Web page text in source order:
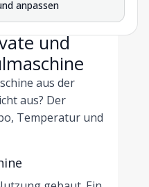
und
aus der
aus? Der
Temperatur und
anpassen